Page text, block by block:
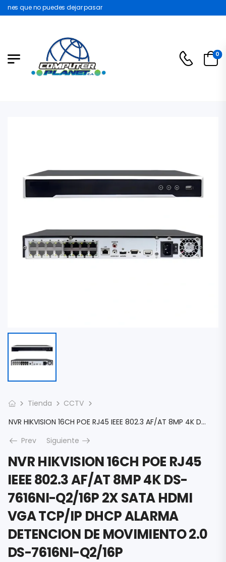
que no puedes dejar pasar
0
Tienda
CCTV
NVR HIKVISION 16CH POE RJ45 IEEE 802.3 AF/AT 8MP 4K DS-7616NI-Q2/16P 2X SATA HDMI VGA TCP/IP DHCP ALARMA DETENCION DE MOVIMIENTO 2.0 DS-7616NI-Q2/16P
Prev
Siguiente
NVR HIKVISION 16CH POE RJ45
IEEE 802.3 AF/AT 8MP 4K DS-
7616NI-Q2/16P 2X SATA HDMI
VGA TCP/IP DHCP ALARMA
DETENCION DE MOVIMIENTO 2.0
DS-7616NI-Q2/16P